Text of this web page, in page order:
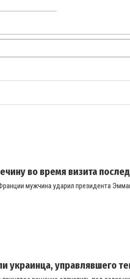
во время визита
мужчина ударил президента
украинца, управлявшего